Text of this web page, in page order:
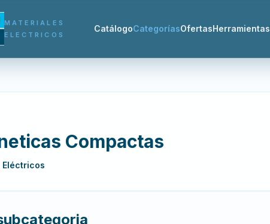
MATERIALES
ELECTRICOS
CatálogoCategoríasOfertasHerramientas
Compactas